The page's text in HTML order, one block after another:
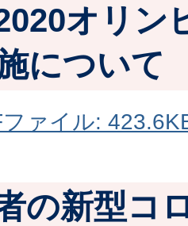
オリン
について
ァイル:
の新型コ